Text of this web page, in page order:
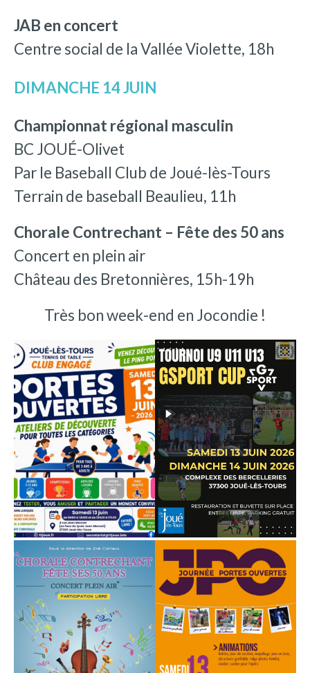
JAB en concert
Centre social de la Vallée Violette, 18h
DIMANCHE 14 JUIN
Championnat régional masculin
BC JOUÉ-Olivet
Par le Baseball Club de Joué-lès-Tours
Terrain de baseball Beaulieu, 11h
Chorale Contrechant – Fête des 50 ans
Concert en plein air
Château des Bretonnières, 15h-19h
Très bon week-end en Jocondie !